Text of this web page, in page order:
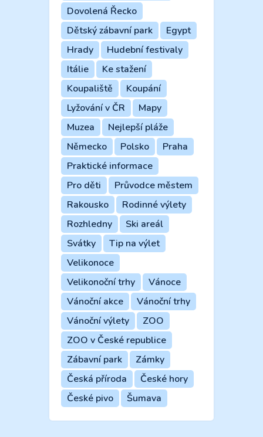
Dovolená Řecko
Dětský zábavní park
Egypt
Hrady
Hudební festivaly
Itálie
Ke stažení
Koupaliště
Koupání
Lyžování v ČR
Mapy
Muzea
Nejlepší pláže
Německo
Polsko
Praha
Praktické informace
Pro děti
Průvodce městem
Rakousko
Rodinné výlety
Rozhledny
Ski areál
Svátky
Tip na výlet
Velikonoce
Velikonoční trhy
Vánoce
Vánoční akce
Vánoční trhy
Vánoční výlety
ZOO
ZOO v České republice
Zábavní park
Zámky
Česká příroda
České hory
České pivo
Šumava